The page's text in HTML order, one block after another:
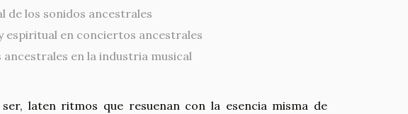
de los sonidos ancestrales
espiritual en conciertos ancestrales
en la industria musical
laten ritmos que resuenan con la esencia misma de